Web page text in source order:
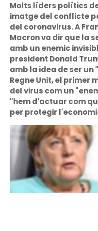
Molts líders polítics
imatge del conflicte
del coronavirus. A
Macron va dir que la
amb un enemic
president Donald
amb la idea de ser
Regne Unit, el primer
del virus com un
"hem d'actuar com
per protegir